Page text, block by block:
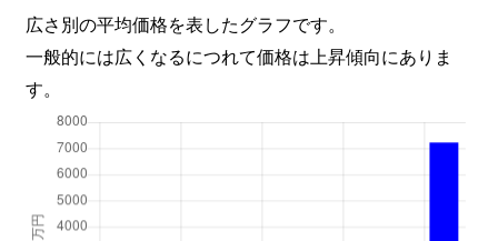
広さ別の平均価格を表したグラフです。
一般的には広くなるにつれて価格は上昇傾向にありま
す。